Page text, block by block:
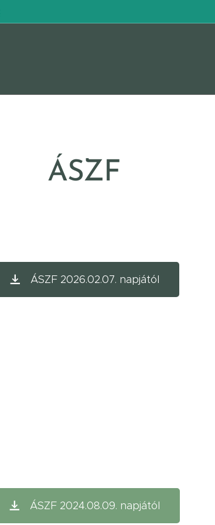
ÁSZF
ÁSZF 2026.02.07. napjától
ÁSZF 2024.08.09. napjától